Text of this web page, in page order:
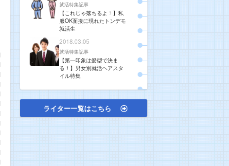
就活特集記事
【これじゃ落ちるよ！】私
服OK面接に現れたトンデモ
就活生
2018.03.05
就活特集記事
【第一印象は髪型で決ま
る！】男女別就活ヘアスタ
イル特集
ライター一覧はこちら